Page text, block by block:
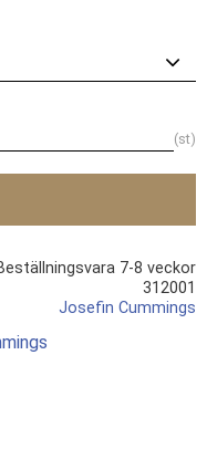
st
7-8 veckor
312001
Josefin Cummings